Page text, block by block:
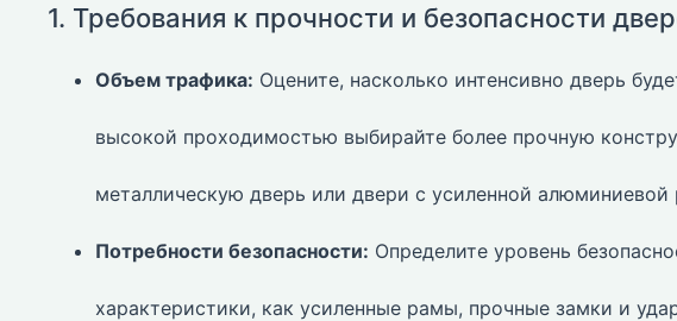
1. Требования к прочности и безопасности
Объем трафика: Оцените, насколько интенсивно дверь
высокой проходимостью выбирайте более прочную
металлическую дверь или двери с усиленной алюминиевой
Потребности безопасности: Определите уровень
характеристики, как усиленные рамы, прочные замки и